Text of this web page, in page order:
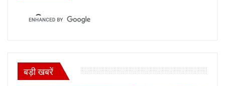
बड़ी खबरें